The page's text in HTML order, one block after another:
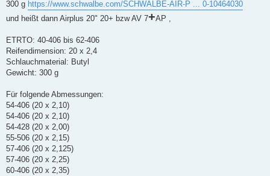
300 g https://www.schwalbe.com/SCHWALBE-AIR-P ... 0-10464030
und heißt dann Airplus 20" 20+ bzw AV 7+AP ,
ETRTO: 40-406 bis 62-406
Reifendimension: 20 x 2,4
Schlauchmaterial: Butyl
Gewicht: 300 g
Für folgende Abmessungen:
54-406 (20 x 2,10)
54-406 (20 x 2,10)
54-428 (20 x 2,00)
55-506 (20 x 2,15)
57-406 (20 x 2,125)
57-406 (20 x 2,25)
60-406 (20 x 2,35)